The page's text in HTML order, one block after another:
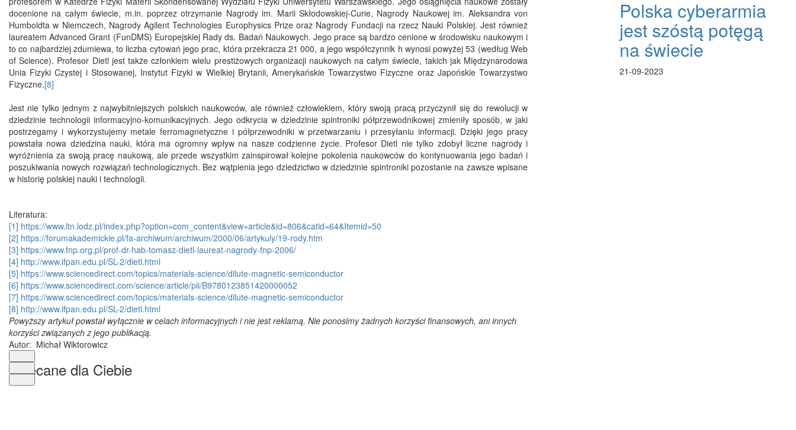
docenione na całym świecie, m.in. poprzez otrzymanie Nagrody im. Marii Skłodowskiej-Curie, Nagrody Naukowej im. Aleksandra von
Humboldta w Niemczech, Nagrody Agilent Technologies Europhysics Prize oraz Nagrody Fundacji na rzecz Nauki Polskiej. Jest również
laureatem Advanced Grant (FunDMS) Europejskiej Rady ds. Badań Naukowych. Jego prace są bardzo cenione w środowisku naukowym i
to co najbardziej zdumiewa, to liczba cytowań jego prac, która przekracza 21 000, a jego współczynnik h wynosi powyżej 53 (według Web
of Science). Profesor Dietl jest także członkiem wielu prestiżowych organizacji naukowych na całym świecie, takich jak Międzynarodowa
Unia Fizyki Czystej i Stosowanej, Instytut Fizyki w Wielkiej Brytanii, Amerykańskie Towarzystwo Fizyczne oraz Japońskie Towarzystwo
Fizyczne.[8]
Jest nie tylko jednym z najwybitniejszych polskich naukowców, ale również człowiekiem, który swoją pracą przyczynił się do rewolucji w
dziedzinie technologii informacyjno-komunikacyjnych. Jego odkrycia w dziedzinie spintroniki półprzewodnikowej zmieniły sposób, w jaki
postrzegamy i wykorzystujemy metale ferromagnetyczne i półprzewodniki w przetwarzaniu i przesyłaniu informacji. Dzięki jego pracy
powstała nowa dziedzina nauki, która ma ogromny wpływ na nasze codzienne życie. Profesor Dietl nie tylko zdobył liczne nagrody i
wyróżnienia za swoją pracę naukową, ale przede wszystkim zainspirował kolejne pokolenia naukowców do kontynuowania jego badań i
poszukiwania nowych rozwiązań technologicznych. Bez wątpienia jego dziedzictwo w dziedzinie spintroniki pozostanie na zawsze wpisane
w historię polskiej nauki i technologii.
Literatura:
[1] https://www.ltn.lodz.pl/index.php?option=com_content&view=article&id=806&catid=64&Itemid=50
[2] https://forumakademickie.pl/fa-archiwum/archiwum/2000/06/artykuly/19-rody.htm
[3] https://www.fnp.org.pl/prof-dr-hab-tomasz-dietl-laureat-nagrody-fnp-2006/
[4] http://www.ifpan.edu.pl/SL-2/dietl.html
[5] https://www.sciencedirect.com/topics/materials-science/dilute-magnetic-semiconductor
[6] https://www.sciencedirect.com/science/article/pii/B9780123851420000052
[7] https://www.sciencedirect.com/topics/materials-science/dilute-magnetic-semiconductor
[8] http://www.ifpan.edu.pl/SL-2/dietl.html
Powyższy artykuł powstał wyłącznie w celach informacyjnych i nie jest reklamą. Nie ponosimy żadnych korzyści finansowych, ani innych
korzyści związanych z jego publikacją.
Autor: Michał Wiktorowicz
Polska cyberarmia
jest szóstą potęgą
na świecie
21-09-2023
Polecane dla Ciebie